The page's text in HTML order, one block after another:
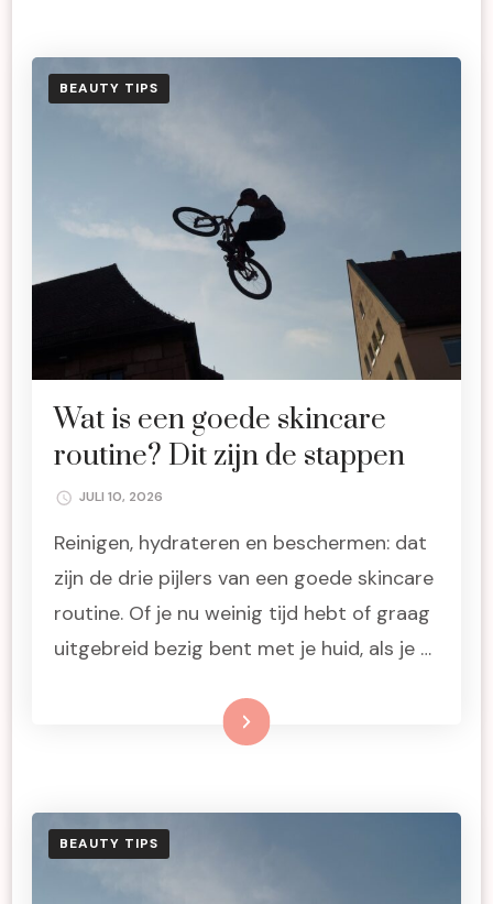
BEAUTY TIPS
Wat is een goede skincare
routine? Dit zijn de stappen
JULI 10, 2026
Reinigen, hydrateren en beschermen: dat
zijn de drie pijlers van een goede skincare
routine. Of je nu weinig tijd hebt of graag
uitgebreid bezig bent met je huid, als je …
Lees meer
BEAUTY TIPS